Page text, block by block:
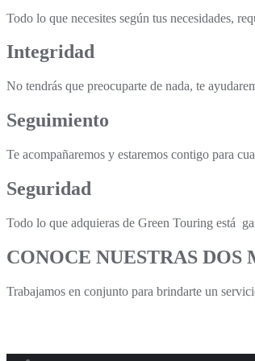
Todo lo que necesites según tus necesidades,
Integridad
No tendrás que preocuparte de nada, te
Seguimiento
Te acompañaremos y estaremos contigo para
Seguridad
Todo lo que adquieras de Green Touring está
CONOCE NUESTRAS DOS
Trabajamos en conjunto para brindarte un